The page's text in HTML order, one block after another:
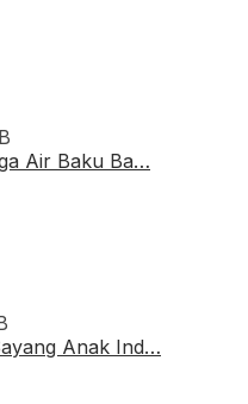
Air Baku Ba…
Anak Ind…